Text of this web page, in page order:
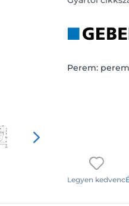
Perem:
Legyen kedvenc